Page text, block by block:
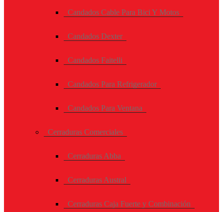
Candados Cable Para Bici Y Motos
Candados Dexter
Candados Faitelli
Candados Para Refrigerador
Candados Para Ventana
Cerraduras Comerciales
Cerraduras Abba
Cerraduras Austral
Cerraduras Caja Fuerte y Combinación